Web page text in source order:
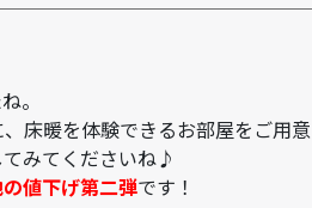
。
床暖を体験できるお部屋をご用意
みてくださいね♪
値下げ第二弾です！